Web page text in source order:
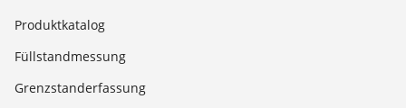
Produktkatalog
Füllstandmessung
Grenzstanderfassung